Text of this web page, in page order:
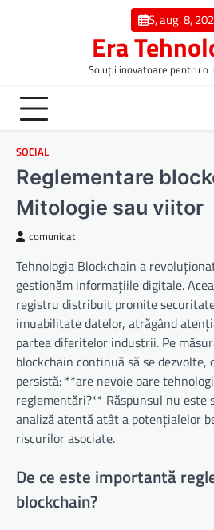
S, aug. 8,
Era
Soluții inovatoare pentru o
SOCIAL
Reglementare
Mitologie sau viitor
comunicat
Tehnologia Blockchain a
gestionăm informațiile digitale.
registru distribuit promite
imuabilitate datelor, atrăgând
partea diferitelor industrii. Pe
blockchain continuă să se dezvolte,
persistă: **are nevoie oare
reglementări?** Răspunsul nu este
analiză atentă atât a potențialelor
riscurilor asociate.
De ce este importantă
blockchain?